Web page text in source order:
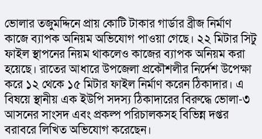
ভোলার তজুমদ্দিনে প্রায় কোটি টাকার গার্ডার ব্রীজ নির্মাণ
কাজে ব্যাপক অনিয়ম অভিযোগ পাওয়া গেছে। ২২ মিটার সিটু
ফাইল স্থাপনের নিয়ম থাকলেও কাজের ব্যাপক অনিয়ম করা
হয়েছে। রাতের আধারে উপজেলা প্রকৌশলীর নির্দেশ উপেক্ষা
করে ১২ থেকে ১৫ মিটার ফাইল নির্মাণ করেন ঠিকাদার। এ
বিষয়ে স্থানীয় এক ইউপি সদস্য ঠিকাদারের বিরুদ্ধে ভোলা-৩
আসনের সাংসদ এবং প্রকল্প পরিচালকসহ বিভিন্ন দপ্তর
বরাবরে লিখিত অভিযোগ করেছেন।